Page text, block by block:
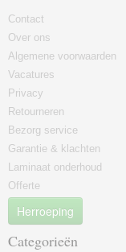
Contact
Over ons
Algemene voorwaarden
Vacatures
Privacy
Retourneren
Bezorg service
Garantie & klachten
Laminaat onderhoud
Offerte
Herroeping
Categorieën